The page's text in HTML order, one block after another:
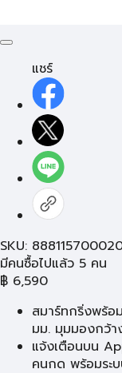
แชร์
SKU:
มีคนซื้อไปแล้ว 5 คน
฿ 6,590
สมาร์ทกริ่งพร้
มม. มุมมองกว้า
แจ้งเตือนบน
คนกด พร้อมระ